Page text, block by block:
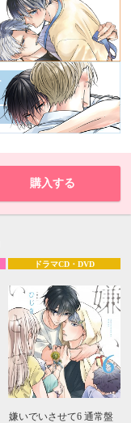
購入する
ドラマCD・DVD
嫌いでいさせて6 通常盤